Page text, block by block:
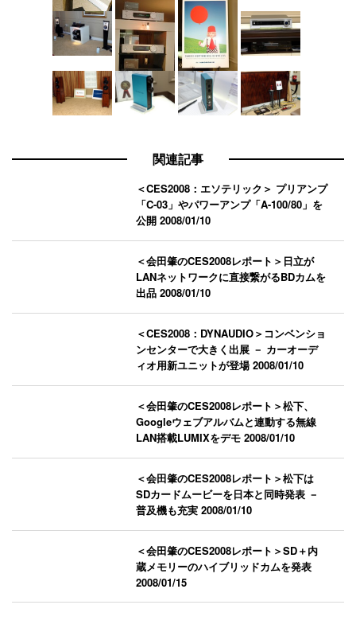
関連記事
＜CES2008：エソテリック＞ プリアンプ
「C-03」やパワーアンプ「A-100/80」を
公開2008/01/10
＜会田肇のCES2008レポート＞日立が
LANネットワークに直接繋がるBDカムを
出品2008/01/10
＜CES2008：DYNAUDIO＞コンベンショ
ンセンターで大きく出展 － カーオーデ
ィオ用新ユニットが登場2008/01/10
＜会田肇のCES2008レポート＞松下、
Googleウェブアルバムと連動する無線
LAN搭載LUMIXをデモ2008/01/10
＜会田肇のCES2008レポート＞松下は
SDカードムービーを日本と同時発表 －
普及機も充実2008/01/10
＜会田肇のCES2008レポート＞SD＋内
蔵メモリーのハイブリッドカムを発表
2008/01/15